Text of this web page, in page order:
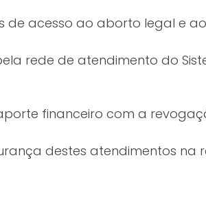
de acesso ao aborto legal e
rede de atendimento do
financeiro com a
destes atendimentos na